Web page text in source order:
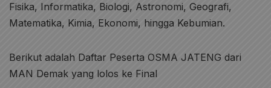
Fisika, Informatika, Biologi, Astronomi, Geografi,
Matematika, Kimia, Ekonomi, hingga Kebumian.
Berikut adalah Daftar Peserta OSMA JATENG dari
MAN Demak yang lolos ke Final